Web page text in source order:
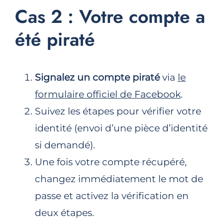
Cas 2 : Votre compte a
été piraté
Signalez un compte piratévia le
formulaire officiel de Facebook.
Suivez les étapes pour vérifier votre
identité (envoi d’une pièce d’identité
si demandé).
Une fois votre compte récupéré,
changez immédiatement le mot de
passe et activez la vérification en
deux étapes.